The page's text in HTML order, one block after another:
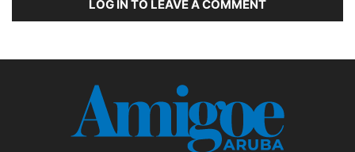
LOG IN TO LEAVE A COMMENT